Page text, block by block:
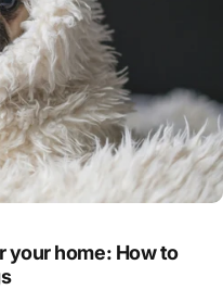
home: How to